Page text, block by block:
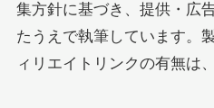
集方針に基づき、提供・広
たうえで執筆しています。
ィリエイトリンクの有無は